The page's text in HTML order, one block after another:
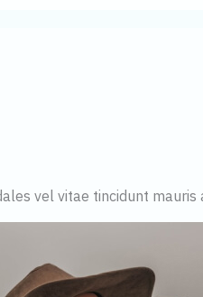
vel vitae tincidunt